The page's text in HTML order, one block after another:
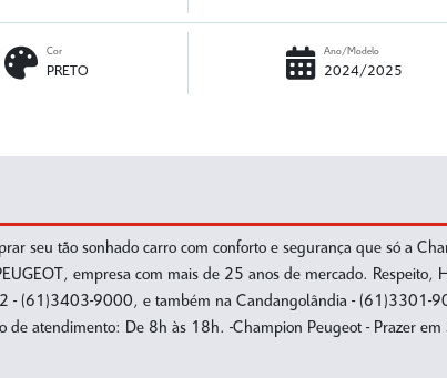
Ano/Modelo
2024/2025
Cor
PRETO
seu tão sonhado carro com conforto e segurança que só a
empresa com mais de 25 anos de mercado. Respeito,
2 - (61)3403-9000, e também na Candangolândia - (61)3301-
atendimento: De 8h às 18h. -Champion Peugeot - Prazer em